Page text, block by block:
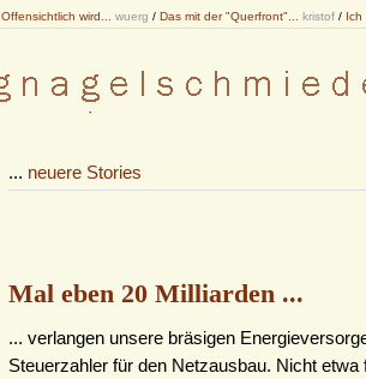
Offensichtlich wird... wuerg / Das mit der "Querfront"... kristof / Ich
... neuere Stories
Mal eben 20 Milliarden ...
... verlangen unsere bräsigen
Steuerzahler für den Netzausbau. Nicht etwa